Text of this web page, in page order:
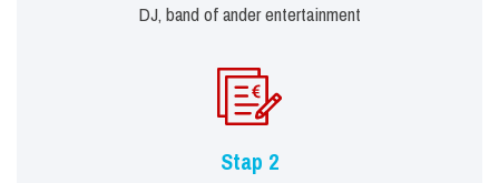
DJ, band of ander entertainment
Stap 2